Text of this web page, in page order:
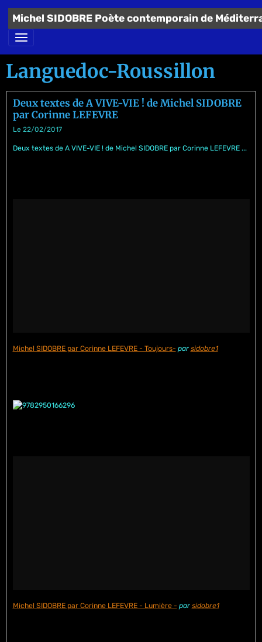
Michel SIDOBRE Poète contemporain de
Languedoc-Roussillon
Deux textes de A VIVE-VIE ! de Michel SIDOBRE
par Corinne LEFEVRE
Le 22/02/2017
Deux textes de A VIVE-VIE ! de Michel SIDOBRE par Corinne LEFEVRE ...
Michel SIDOBRE par Corinne LEFEVRE - Toujours- par sidobre1
Michel SIDOBRE par Corinne LEFEVRE - Lumière - par sidobre1